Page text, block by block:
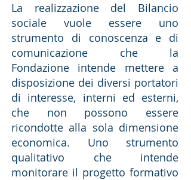
La realizzazione del Bilancio
sociale vuole essere uno
strumento di conoscenza e di
comunicazione che la
Fondazione intende mettere a
disposizione dei diversi portatori
di interesse, interni ed esterni,
che non possono essere
ricondotte alla sola dimensione
economica. Uno strumento
qualitativo che intende
monitorare il progetto formativo